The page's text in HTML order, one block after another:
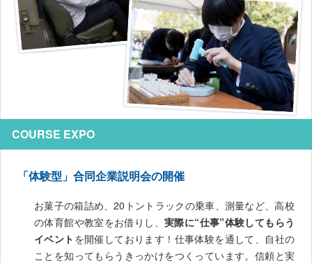
COURSE EXPO
「体験型」合同企業説明会の開催
お菓子の箱詰め、20トントラックの乗車、測量など、高校
の体育館や教室をお借りし、 実際に“仕事”体験してもらう
イベント を開催しております！仕事体験を通して、自社の
ことを知ってもらうきっかけをつくっています。信頼と実